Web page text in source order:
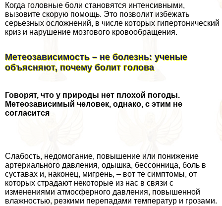
Когда головные боли становятся интенсивными,
вызовите скорую помощь. Это позволит избежать
серьезных осложнений, в числе которых гипертонический
криз и нарушение мозгового кровообращения.
Метеозависимость – не болезнь: ученые
объясняют, почему болит голова
Говорят, что у природы нет плохой погоды.
Метеозависимый человек, однако, с этим не
согласится
Слабость, недомогание, повышение или понижение
артериального давления, одышка, бессонница, боль в
суставах и, наконец, мигрень, – вот те симптомы, от
которых страдают некоторые из нас в связи с
изменениями атмосферного давления, повышенной
влажностью, резкими перепадами температур и грозами.